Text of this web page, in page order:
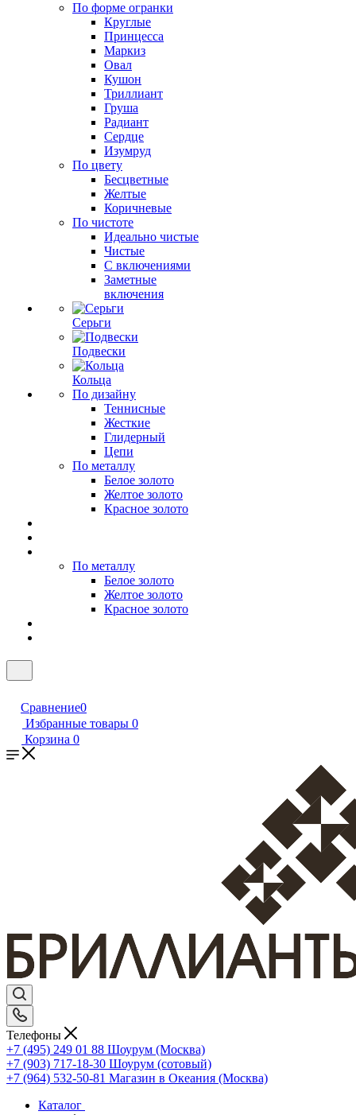
По форме огранки
Круглые
Принцесса
Маркиз
Овал
Кушон
Триллиант
Груша
Радиант
Сердце
Изумруд
По цвету
Бесцветные
Желтые
Коричневые
По чистоте
Идеально чистые
Чистые
С включениями
Заметные
включения
Серьги
Подвески
Кольца
По дизайну
Теннисные
Жесткие
Глидерный
Цепи
По металлу
Белое золото
Желтое золото
Красное золото
По металлу
Белое золото
Желтое золото
Красное золото
Сравнение0
Избранные товары 0
Корзина 0
Телефоны
+7 (495) 249 01 88 Шоурум (Москва)
+7 (903) 717-18-30 Шоурум (сотовый)
+7 (964) 532-50-81 Магазин в Океания (Москва)
Каталог